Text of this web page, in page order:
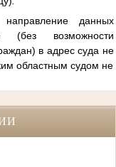
данных
(без возможности
в адрес суда не
областным судом не